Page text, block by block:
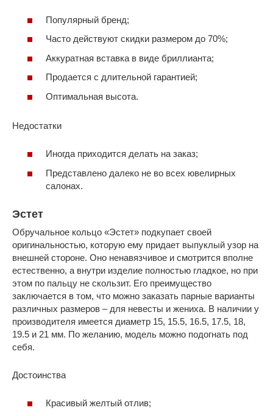
Популярный бренд;
Часто действуют скидки размером до 70%;
Аккуратная вставка в виде бриллианта;
Продается с длительной гарантией;
Оптимальная высота.
Недостатки
Иногда приходится делать на заказ;
Представлено далеко не во всех ювелирных
салонах.
Эстет
Обручальное кольцо «Эстет» подкупает своей
оригинальностью, которую ему придает выпуклый узор на
внешней стороне. Оно ненавязчивое и смотрится вполне
естественно, а внутри изделие полностью гладкое, но при
этом по пальцу не скользит. Его преимущество
заключается в том, что можно заказать парные варианты
различных размеров – для невесты и жениха. В наличии у
производителя имеется диаметр 15, 15.5, 16.5, 17.5, 18,
19.5 и 21 мм. По желанию, модель можно подогнать под
себя.
Достоинства
Красивый желтый отлив;